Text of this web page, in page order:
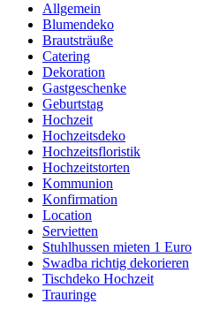
Allgemein
Blumendeko
Brautsträuße
Catering
Dekoration
Gastgeschenke
Geburtstag
Hochzeit
Hochzeitsdeko
Hochzeitsfloristik
Hochzeitstorten
Kommunion
Konfirmation
Location
Servietten
Stuhlhussen mieten 1 Euro
Swadba richtig dekorieren
Tischdeko Hochzeit
Trauringe